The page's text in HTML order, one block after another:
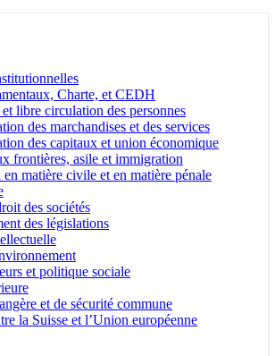
Charte, et CEDH
libre circulation des personnes
des marchandises et des services
des capitaux et union économique
frontières, asile et immigration
matière civile et en matière pénale
des sociétés
des législations
et politique sociale
et de sécurité commune
la Suisse et l’Union européenne